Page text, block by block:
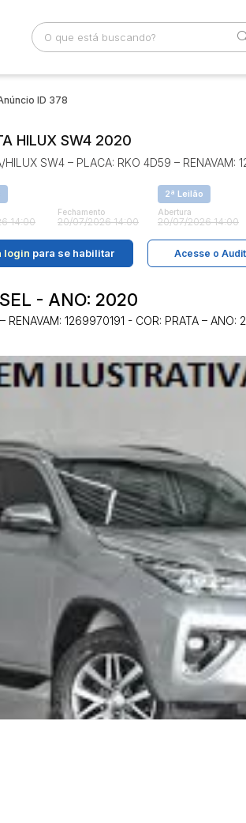
Categoria
Comitente
ID 378
HILUX SW4 2020
HILUX SW4 – PLACA: RKO 4D59 – RENAVAM:
14:00
Fechamento
20/07/2026 14:00
2ª Leilão
Abertura
20/07/2026 14:00
login para se habilitar Acesse o
- ANO: 2020
1269970191 - COR: PRATA – ANO:
se para efetuar lances ou